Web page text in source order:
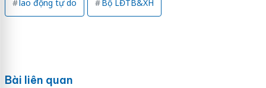
lao động tự do Bộ LĐTB&XH
Bài liên quan